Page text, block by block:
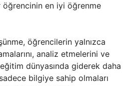
en iyi öğrenme
öğrencilerin yalnızca
analiz etmelerini ve
dünyasında giderek daha
bilgiye sahip olmaları